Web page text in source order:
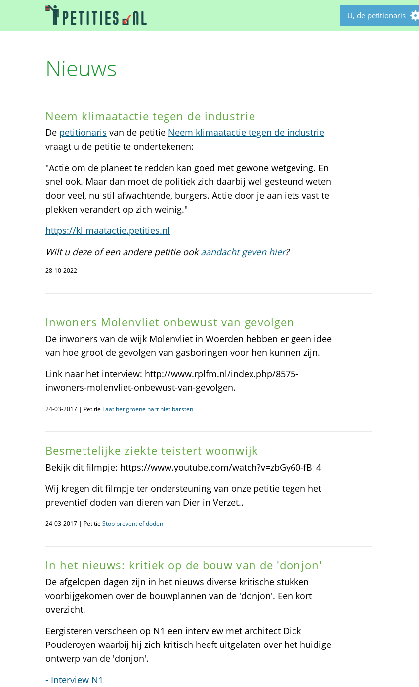
U, de petitionaris
Nieuws
Neem klimaatactie tegen de industrie
De petitionaris van de petitie Neem klimaatactie tegen de industrie
vraagt u de petitie te ondertekenen:
"Actie om de planeet te redden kan goed met gewone wetgeving. En
snel ook. Maar dan moet de politiek zich daarbij wel gesteund weten
door veel, nu stil afwachtende, burgers. Actie door je aan iets vast te
plekken verandert op zich weinig."
https://klimaatactie.petities.nl
Wilt u deze of een andere petitie ookaandacht geven hier?
28-10-2022
Inwoners Molenvliet onbewust van gevolgen
De inwoners van de wijk Molenvliet in Woerden hebben er geen idee
van hoe groot de gevolgen van gasboringen voor hen kunnen zijn.
Link naar het interview: http://www.rplfm.nl/index.php/8575-
inwoners-molenvliet-onbewust-van-gevolgen.
24-03-2017 | Petitie Laat het groene hart niet barsten
Besmettelijke ziekte teistert woonwijk
Bekijk dit filmpje: https://www.youtube.com/watch?v=zbGy60-fB_4
Wij kregen dit filmpje ter ondersteuning van onze petitie tegen het
preventief doden van dieren van Dier in Verzet..
24-03-2017 | Petitie Stop preventief doden
In het nieuws: kritiek op de bouw van de 'donjon'
De afgelopen dagen zijn in het nieuws diverse kritische stukken
voorbijgekomen over de bouwplannen van de 'donjon'. Een kort
overzicht.
Eergisteren verscheen op N1 een interview met architect Dick
Pouderoyen waarbij hij zich kritisch heeft uitgelaten over het huidige
ontwerp van de 'donjon'.
- Interview N1